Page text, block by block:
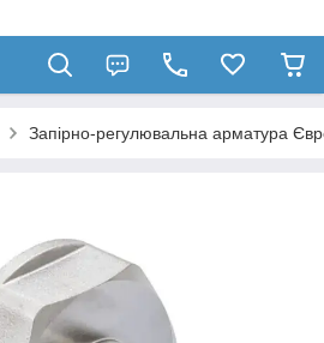
Запірно-регулювальна арматура